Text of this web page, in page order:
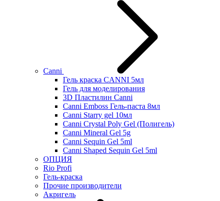
Canni
Гель краска CANNI 5мл
Гель для моделирования
3D Пластилин Canni
Canni Emboss Гель-паста 8мл
Canni Starry gel 10мл
Canni Crystal Poly Gel (Полигель)
Canni Mineral Gel 5g
Canni Sequin Gel 5ml
Canni Shaped Sequin Gel 5ml
ОПЦИЯ
Rio Profi
Гель-краска
Прочие производители
Акригель